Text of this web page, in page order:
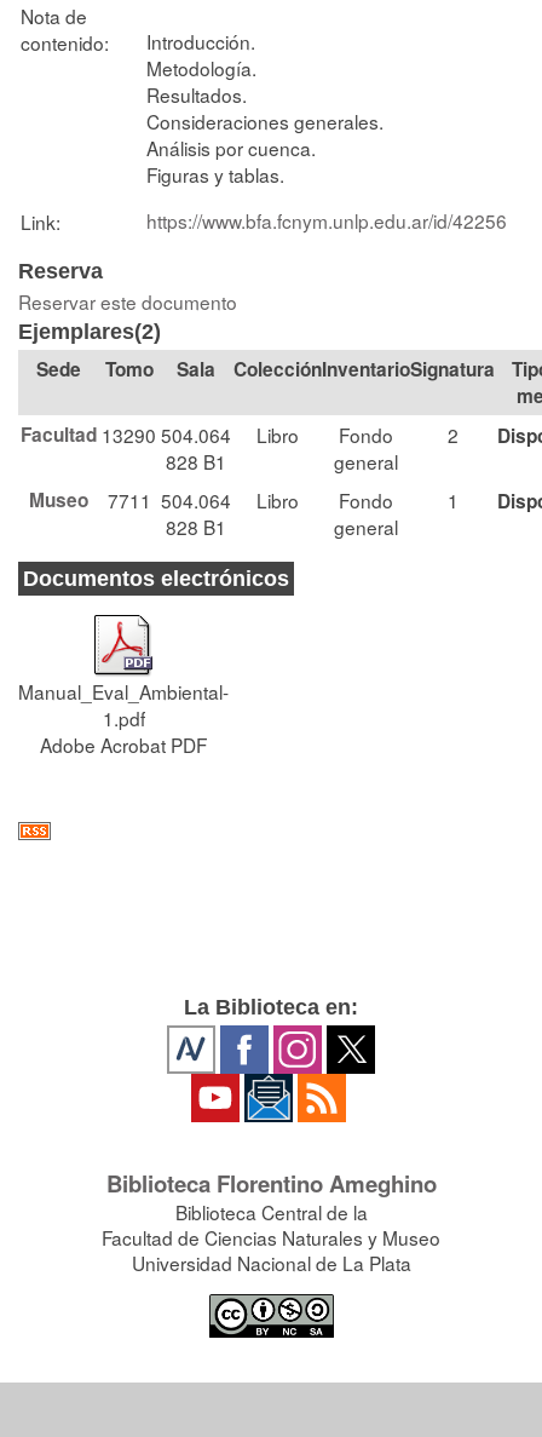
Nota de
contenido:
Introducción.
Metodología.
Resultados.
Consideraciones generales.
Análisis por cuenca.
Figuras y tablas.
Link:
https://www.bfa.fcnym.unlp.edu.ar/id/42256
Reserva
Reservar este documento
Ejemplares(2)
Tomo Sala Colección Signatura
Facultad 13290 504.064
828 B1
Libro
Fondo
general
2
Museo 7711 504.064
828 B1
Libro
Fondo
general
1
Documentos electrónicos
Manual_Eval_Ambiental-
1.pdf
Adobe Acrobat PDF
La Biblioteca en:
Biblioteca Florentino Ameghino
Biblioteca Central de la
Facultad de Ciencias Naturales y Museo
Universidad Nacional de La Plata